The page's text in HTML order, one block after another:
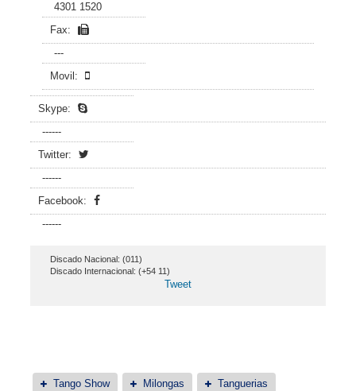
4301 1520
Fax:
---
Movil:
Skype:
------
Twitter:
------
Facebook:
------
Discado Nacional: (011)
Discado Internacional: (+54 11)
Tweet
Tango Show Milongas Tanguerias